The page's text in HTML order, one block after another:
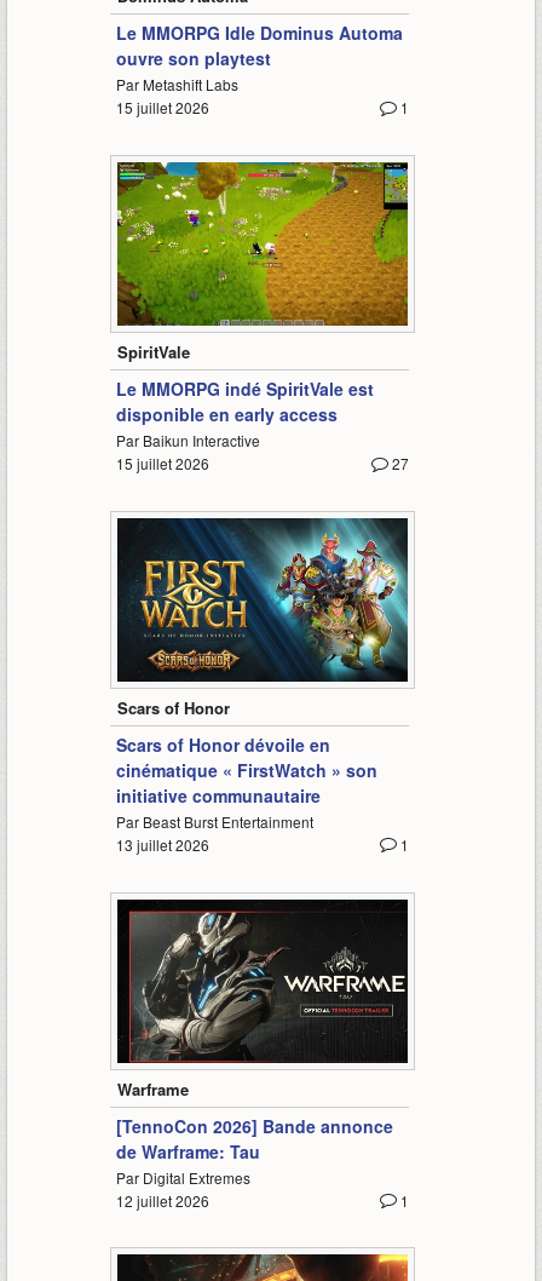
Le MMORPG Idle Dominus Automa
ouvre son playtest
Par Metashift Labs
1
15 juillet 2026
2:12
SpiritVale
Le MMORPG indé SpiritVale est
disponible en early access
Par Baikun Interactive
27
15 juillet 2026
-
Scars of Honor
Scars of Honor dévoile en
cinématique « FirstWatch » son
initiative communautaire
Par Beast Burst Entertainment
1
13 juillet 2026
Warframe
[TennoCon 2026] Bande annonce
de Warframe: Tau
Par Digital Extremes
1
12 juillet 2026